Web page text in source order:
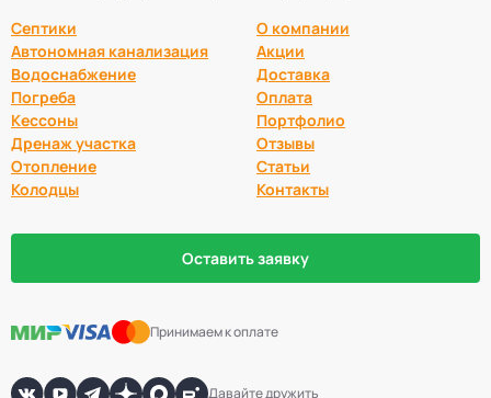
Септики
Автономная канализация
Водоснабжение
Погреба
Кессоны
Дренаж участка
Отопление
Колодцы
О компании
Акции
Доставка
Оплата
Портфолио
Отзывы
Статьи
Контакты
Оставить заявку
Принимаем к оплате
Давайте дружить